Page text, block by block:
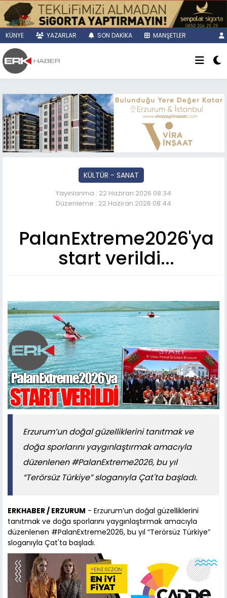
KÜNYE YAZARLAR SON DAKİKA MANŞETLER
KÜLTÜR - SANAT
Yayınlanma : 22 Haziran 2026 08:34
Düzenleme : 22 Haziran 2026 08:44
PalanExtreme2026'ya
start verildi...
Erzurum’un doğal güzelliklerini tanıtmak ve
doğa sporlarını yaygınlaştırmak amacıyla
düzenlenen #PalanExtreme2026, bu yıl
“Terörsüz Türkiye” sloganıyla Çat'ta başladı.
ERKHABER / ERZURUM - Erzurum’un doğal güzelliklerini
tanıtmak ve doğa sporlarını yaygınlaştırmak amacıyla
düzenlenen #PalanExtreme2026, bu yıl “Terörsüz Türkiye”
sloganıyla Çat'ta başladı.